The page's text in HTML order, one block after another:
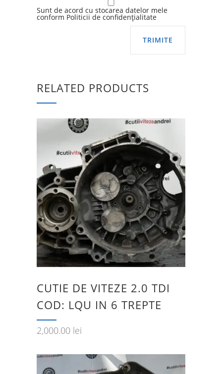
Sunt de acord cu stocarea datelor mele
conform Politicii de confidențialitate
RELATED PRODUCTS
CUTIE DE VITEZE 2.0 TDI
COD: LQU IN 6 TREPTE
2,000.00 lei